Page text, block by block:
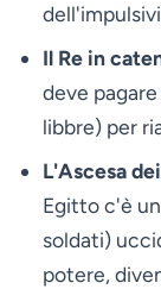
Il Re in
deve
libbre) per
L'Ascesa
Egitto c'è
soldati)
potere,